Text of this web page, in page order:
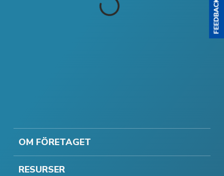
OM FÖRETAGET
RESURSER